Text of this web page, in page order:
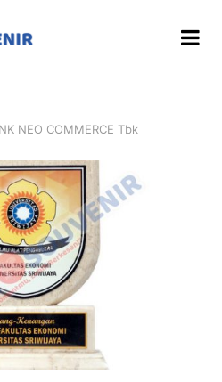
NEO COMMERCE Tbk